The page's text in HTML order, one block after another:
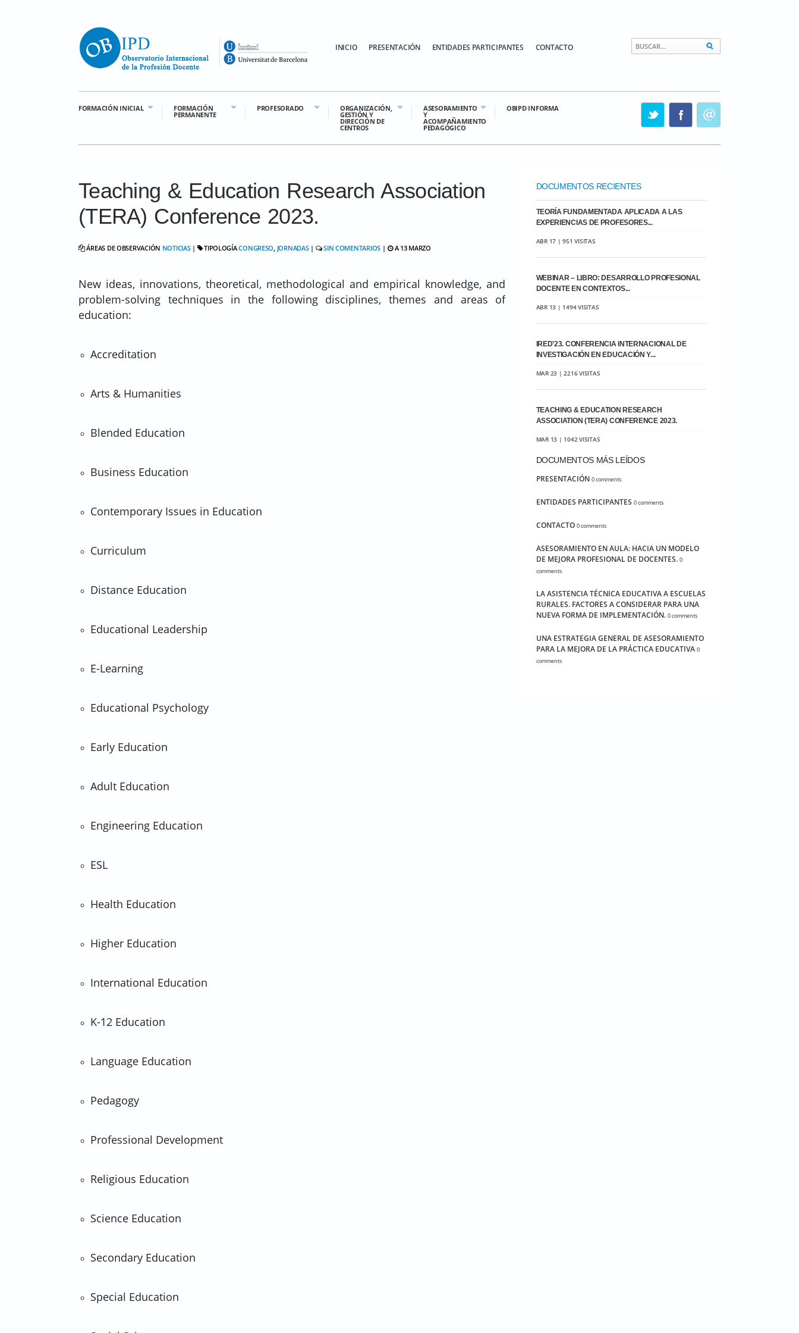
INICIO PRESENTACIÓN ENTIDADES PARTICIPANTES CONTACTO
FORMACIÓN INICIAL FORMACIÓN
PERMANENTE
PROFESORADO ORGANIZACIÓN,
GESTIÓN Y
DIRECCIÓN DE
CENTROS
ASESORAMIENTO
Y
ACOMPAÑAMIENTO
PEDAGÓGICO
OBIPD INFORMA
Teaching & Education Research Association
(TERA) Conference 2023.
ÁREAS DE OBSERVACIÓN NOTICIAS| TIPOLOGÍACONGRESO, JORNADAS| SIN COMENTARIOS | A 13 MARZO
New ideas, innovations, theoretical, methodological and empirical knowledge, and
problem-solving techniques in the following disciplines, themes and areas of
education:
Accreditation
Arts & Humanities
Blended Education
Business Education
Contemporary Issues in Education
Curriculum
Distance Education
Educational Leadership
E-Learning
Educational Psychology
Early Education
Adult Education
Engineering Education
ESL
Health Education
Higher Education
International Education
K-12 Education
Language Education
Pedagogy
Professional Development
Religious Education
Science Education
Secondary Education
Special Education
DOCUMENTOS RECIENTES
TEORÍA FUNDAMENTADA APLICADA A LAS
EXPERIENCIAS DE PROFESORES...
ABR 17 | 951 VISITAS
WEBINAR – LIBRO: DESARROLLO PROFESIONAL
DOCENTE EN CONTEXTOS...
ABR 13 | 1494 VISITAS
IRED’23. CONFERENCIA INTERNACIONAL DE
INVESTIGACIÓN EN EDUCACIÓN Y...
MAR 23 | 2216 VISITAS
TEACHING & EDUCATION RESEARCH
ASSOCIATION (TERA) CONFERENCE 2023.
MAR 13 | 1042 VISITAS
DOCUMENTOS MÁS LEÍDOS
PRESENTACIÓN 0 comments
ENTIDADES PARTICIPANTES 0 comments
CONTACTO 0 comments
ASESORAMIENTO EN AULA: HACIA UN MODELO
DE MEJORA PROFESIONAL DE DOCENTES. 0
comments
LA ASISTENCIA TÉCNICA EDUCATIVA A ESCUELAS
RURALES. FACTORES A CONSIDERAR PARA UNA
NUEVA FORMA DE IMPLEMENTACIÓN. 0 comments
UNA ESTRATEGIA GENERAL DE ASESORAMIENTO
PARA LA MEJORA DE LA PRÁCTICA EDUCATIVA 0
comments